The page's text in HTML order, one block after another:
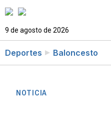
9 de agosto de 2026
Deportes Baloncesto
NOTICIA